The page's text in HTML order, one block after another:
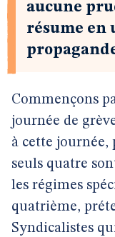
aucune
résume en
Commençons
journée de
à cette journée,
seuls quatre
les régimes
quatrième,
Syndicalistes